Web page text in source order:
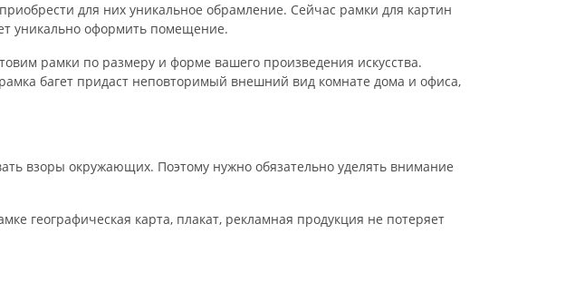
для них уникальное обрамление. Сейчас рамки для картин
уникально оформить помещение.
рамки по размеру и форме вашего произведения искусства.
багет придаст неповторимый внешний вид комнате дома и офиса,
взоры окружающих. Поэтому нужно обязательно уделять внимание
географическая карта, плакат, рекламная продукция не потеряет